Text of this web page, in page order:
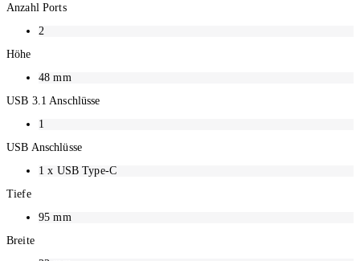
Anzahl Ports
2
Höhe
48mm
USB 3.1 Anschlüsse
1
USB Anschlüsse
1x USB Type-C
Tiefe
95mm
Breite